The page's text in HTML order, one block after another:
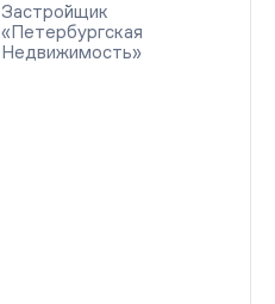
Застройщик
«Петербургская
Недвижимость»